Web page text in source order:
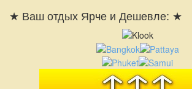
★ Ваш отдых Ярче и Дешевле: ★